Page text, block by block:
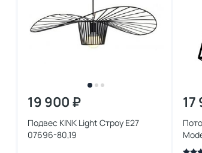
19 900 ₽
Подвес KINK Light Строу E27
07696-80,19
17